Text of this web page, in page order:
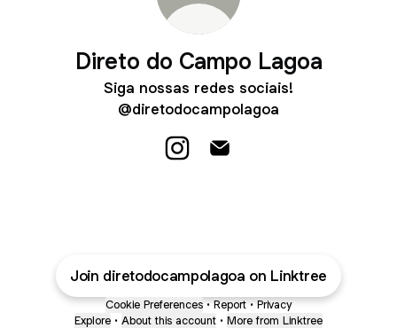
Direto do Campo Lagoa
Siga nossas redes sociais!
@diretodocampolagoa
Join diretodocampolagoa on Linktree
Cookie Preferences • Report • Privacy
Explore • About this account • More from Linktree